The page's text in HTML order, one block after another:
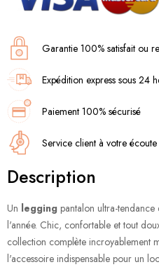
Garantie 100% satisfait ou
Expédition express sous 24
Paiement 100% sécurisé
Service client à votre écoute
Description
Un legging pantalon ultra-tendance
l'année. Chic, confortable et tout
collection complète incroyablement
l'accessoire indispensable pour un